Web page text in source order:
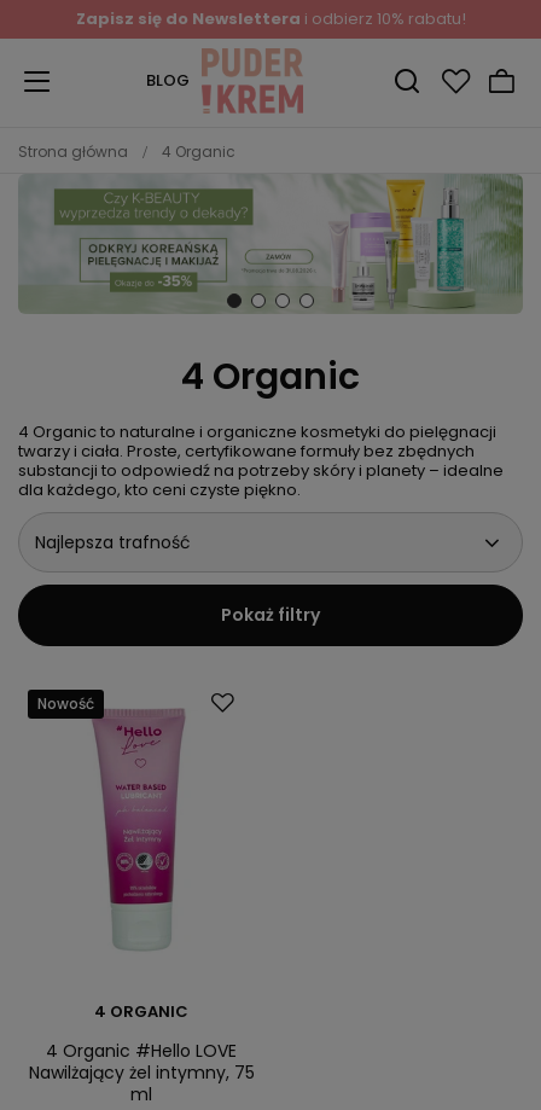
Zapisz się do Newslettera i odbierz 10% rabatu!
BLOG
Strona główna 4 Organic
4 Organic
4 Organic to naturalne i organiczne kosmetyki do pielęgnacji
twarzy i ciała. Proste, certyfikowane formuły bez zbędnych
substancji to odpowiedź na potrzeby skóry i planety – idealne
dla każdego, kto ceni czyste piękno.
Najlepsza trafność
Pokaż filtry
Nowość
4 ORGANIC
4 Organic #Hello LOVE
Nawilżający żel intymny, 75
ml